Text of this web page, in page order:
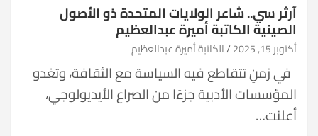
آرثر سي.. شاعر الولايات المتحدة ذو الأصول
الصينية الكاتبة أميرة عبدالعظيم
أكتوبر 15, 2025 الكاتبة أميرة عبدالعظيم
في زمنٍ تتقاطع فيه السياسة مع الثقافة، وتغدو
المؤسسات الأدبية جزءًا من الصراع الأيديولوجي،
أعلنت…